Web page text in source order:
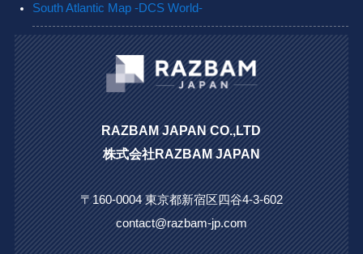
South Atlantic Map -DCS World-
RAZBAM JAPAN CO.,LTD
株式会社RAZBAM JAPAN
〒160-0004 東京都新宿区四谷4-3-602
contact@razbam-jp.com